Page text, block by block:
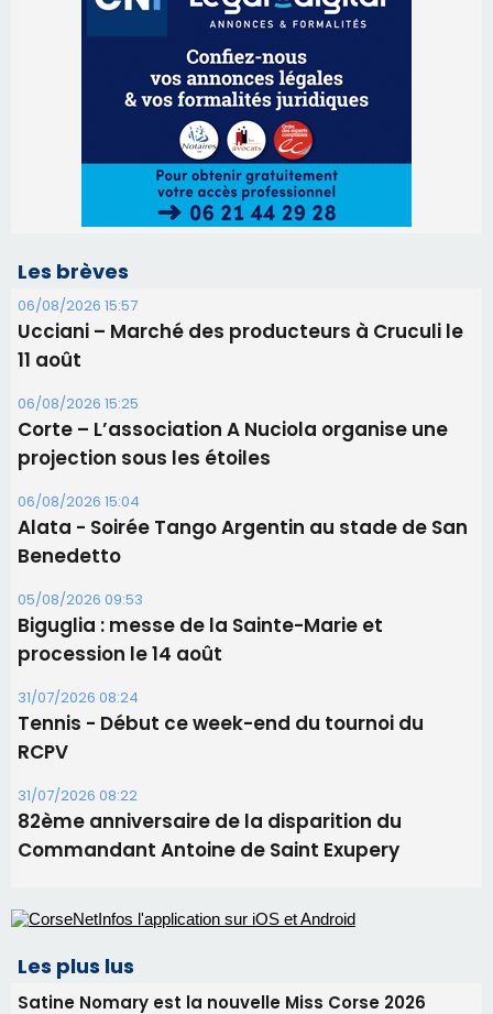
Les brèves
Ucciani – Marché des producteurs à Cruculi le
Corte – L’association A Nuciola organise une
projection sous les étoiles
Alata - Soirée Tango Argentin au stade de San
Benedetto
05/08/2026 09:53
Biguglia : messe de la Sainte-Marie et
procession le 14 août
31/07/2026 08:24
Tennis - Début ce week-end du tournoi du
RCPV
31/07/2026 08:22
82ème anniversaire de la disparition du
Commandant Antoine de Saint Exupery
Les plus lus
Satine Nomary est la nouvelle Miss Corse 2026
d'un spectacle qui ne reviendra pas avant 2081
Éclipse du 12 août : Où s'installer en Corse pour
profiter pleinement du spectacle ?
consommation en recul dans les restaurants
face à une nouvelle escroquerie au faux vendeur de
vin